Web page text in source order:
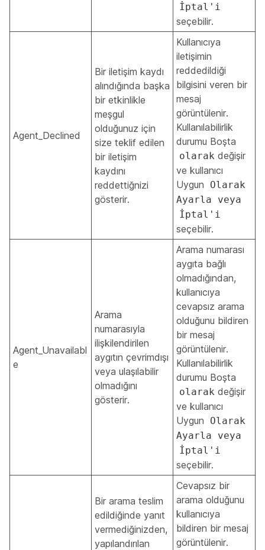
İptal'i
seçebilir.
Agent_Declined
Bir iletişim kaydı
alındığında başka
bir etkinlikle
meşgul
olduğunuz için
size teklif edilen
bir iletişim
kaydını
reddettiğnizi
gösterir.
Kullanıcıya
iletişimin
reddedildiği
bilgisini veren bir
mesaj
görüntülenir.
Kullanılabilirlik
durumu Boşta
olarak değişir
ve kullanıcı
Uygun
Olarak
Ayarla veya
İptal'i
seçebilir.
Agent_Unavailabl
e
Arama
numarasıyla
ilişkilendirilen
aygıtın çevrimdışı
veya ulaşılabilir
olmadığını
gösterir.
Arama numarası
aygıta bağlı
olmadığından,
kullanıcıya
cevapsız arama
olduğunu bildiren
bir mesaj
görüntülenir.
Kullanılabilirlik
durumu Boşta
olarak değişir
ve kullanıcı
Uygun
Olarak
Ayarla veya
İptal'i
seçebilir.
Bir arama teslim
edildiğinde yanıt
vermediğinizden,
yapılandırılan
Cevapsız bir
arama olduğunu
kullanıcıya
bildiren bir mesaj
görüntülenir.